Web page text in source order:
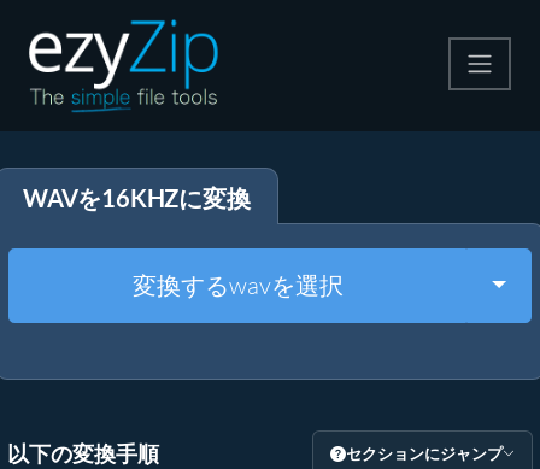
解凍する
その他のツール
WAVを16KHZに変換
変換するwavを選択
以下の変換手順 セクションにジャンプ